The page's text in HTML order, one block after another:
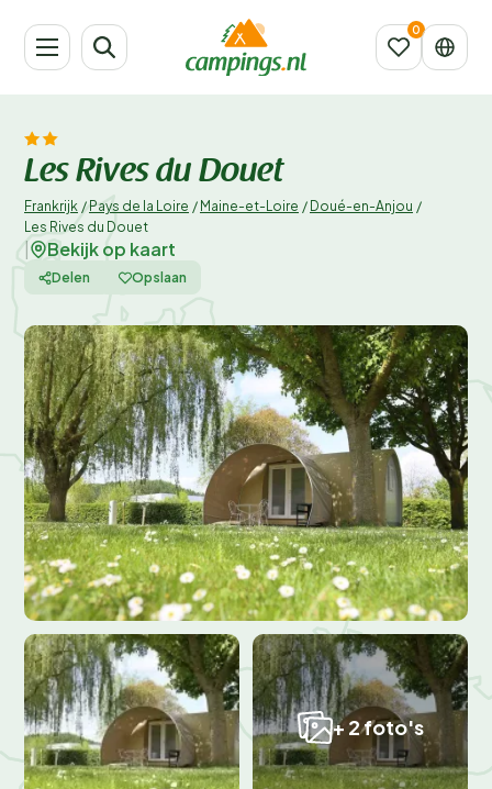
Les Rives du Douet
Frankrijk / Pays de la Loire / Maine-et-Loire / Doué-en-Anjou /
Les Rives du Douet
Bekijk op kaart
Delen Opslaan
+ 2 foto's